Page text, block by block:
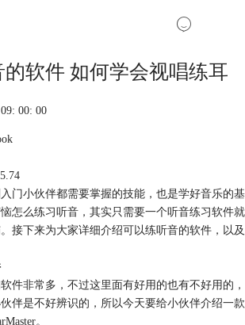
软件 如何学会视唱练耳
00: 00
门小伙伴都需要掌握的技能，也是学好音乐的基
怎么练习听音，其实只需要一个听音练习软件就
接下来为大家详细介绍可以练听音的软件，以及
件非常多，不过这里面有好用的也有不好用的，
伴是不好辨识的，所以今天要给小伙伴介绍一款
。